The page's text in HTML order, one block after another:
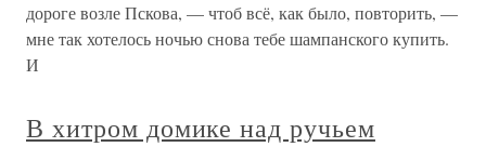
дороге возле Пскова, — чтоб всё, как было, повторить, —
мне так хотелось ночью снова тебе шампанского купить.
И
В хитром домике над ручьем